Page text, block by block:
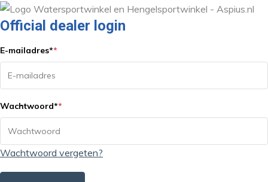
Official dealer login
E-mailadres**
Wachtwoord**
Wachtwoord vergeten?